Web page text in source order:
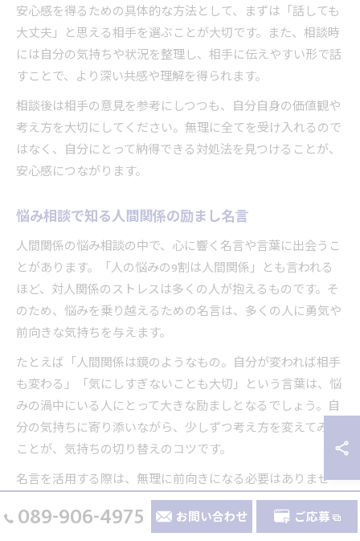
安心感を得るための具体的な方法として、まずは「話しても
大丈夫」と思える相手を選ぶことが大切です。また、相談時
には自分の気持ちや状況を整理し、相手に伝えやすい形で話
すことで、より深い共感や理解を得られます。
相談後は相手の意見を参考にしつつも、自分自身の価値観や
考え方を大切にしてください。無理に全てを受け入れるので
はなく、自分にとって納得できる対処法を見つけることが、
安心感につながります。
悩み相談で知る人間関係の励まし名言
人間関係の悩み相談の中で、心に響く名言や言葉に出会うこ
とがあります。「人の悩みの9割は人間関係」とも言われる
ほど、対人関係のストレスは多くの人が抱えるものです。そ
のため、悩みを乗り越えるための名言は、多くの人に勇気や
前向きな気持ちを与えます。
たとえば「人間関係は鏡のようなもの。自分が変われば相手
も変わる」「気にしすぎないことも大切」という言葉は、悩
みの渦中にいる人にとって大きな励ましとなるでしょう。自
分の気持ちに寄り添いながら、少しずつ考え方を変えてみる
ことが、気持ちの切り替えのコツです。
名言を活用する際は、無理に前向きになる必要はありませ
ん。自分のペースで気持ちを整え、日々の生活の中で少しず
つ実践していくことが、長期的な人間関係の改善につながり
089-906-4975 お問い合わせ ご応募